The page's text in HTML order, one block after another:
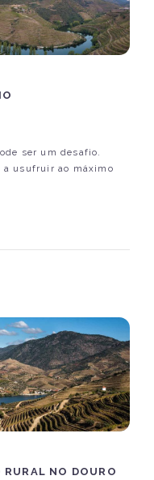
ser um desafio.
a usufruir ao máximo
NO DOURO